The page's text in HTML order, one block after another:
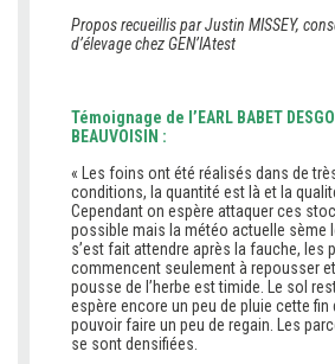
Propos recueillis par Justin MISSEY,
d’élevage chez GEN’IAtest
Témoignage de l’EARL BABET
BEAUVOISIN :
« Les foins ont été réalisés dans de
conditions, la quantité est là et la
Cependant on espère attaquer ces
possible mais la météo actuelle sème
s’est fait attendre après la fauche, les
commencent seulement à repousser
pousse de l’herbe est timide. Le sol
espère encore un peu de pluie cette
pouvoir faire un peu de regain. Les
se sont densifiées.